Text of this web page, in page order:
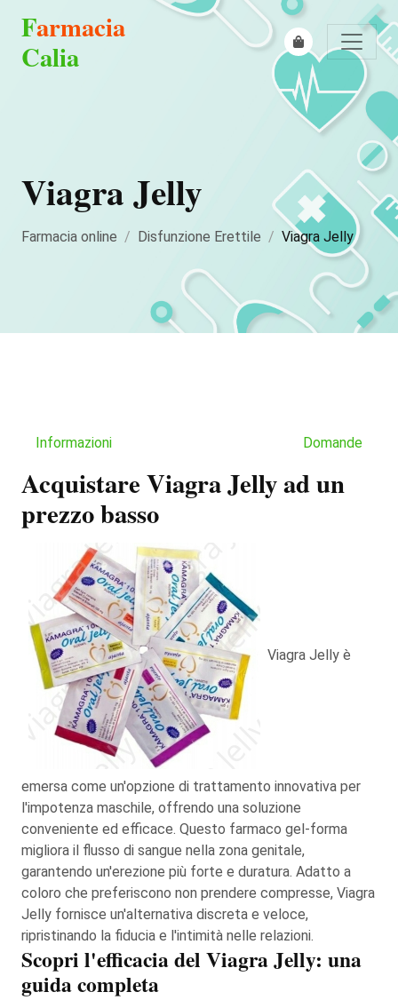
Farmacia
Calia
Viagra Jelly
Farmacia online Disfunzione Erettile Viagra Jelly
Informazioni Domande
Acquistare Viagra Jelly ad un
prezzo basso
Viagra Jelly è
emersa come un'opzione di trattamento innovativa per
l'impotenza maschile, offrendo una soluzione
conveniente ed efficace. Questo farmaco gel-forma
migliora il flusso di sangue nella zona genitale,
garantendo un'erezione più forte e duratura. Adatto a
coloro che preferiscono non prendere compresse, Viagra
Jelly fornisce un'alternativa discreta e veloce,
ripristinando la fiducia e l'intimità nelle relazioni.
Scopri l'efficacia del Viagra Jelly: una
guida completa